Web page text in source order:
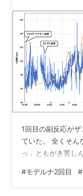
1回目の副反応が
ていた。 全くそん
っ」ともがき苦し
#モデルナ2回目 #